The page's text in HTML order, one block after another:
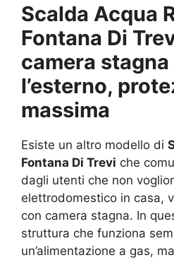
Scalda Acqua
Fontana Di
camera
l’esterno,
massima
Esiste un altro modello di
Fontana Di Trevi che
dagli utenti che non
elettrodomestico in casa,
con camera stagna. In
struttura che funziona
un’alimentazione a gas,